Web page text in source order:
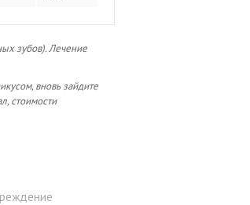
зубов). Лечение
вновь зайдите
стоимости